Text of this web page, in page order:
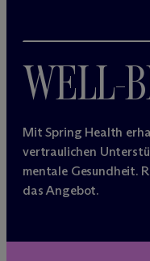
WELL-
Mit Spring Health
vertraulichen
mentale Gesundheit.
das Angebot.